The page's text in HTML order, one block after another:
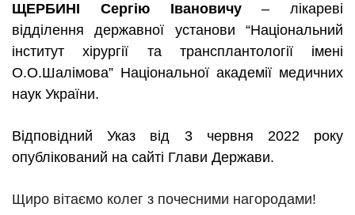
ЩЕРБИНІ Сергію Івановичу– лікареві
відділення державної установи “Національний
інститут хірургії та трансплантології імені
О.О.Шалімова” Національної академії медичних
наук України.
Відповідний Указ від 3 червня 2022 року
опублікований на сайті Глави Держави.
Щиро вітаємо колег з почесними нагородами!